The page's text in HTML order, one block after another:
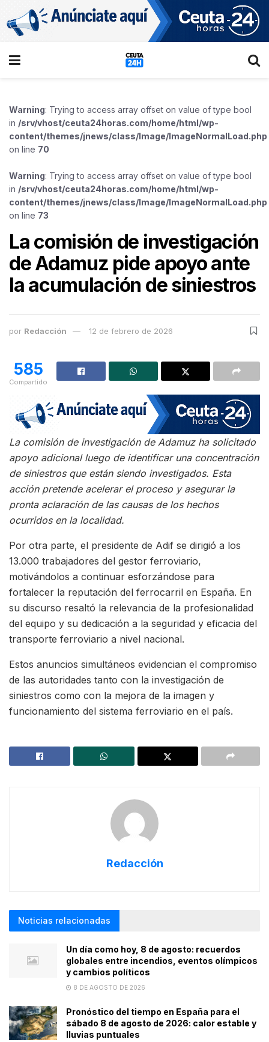
Warning: Trying to access array offset on value of type bool
in /srv/vhost/ceuta24horas.com/home/html/wp-
content/themes/jnews/class/Image/ImageNormalLoad.php
on line 70
Warning: Trying to access array offset on value of type bool
in /srv/vhost/ceuta24horas.com/home/html/wp-
content/themes/jnews/class/Image/ImageNormalLoad.php
on line 73
La comisión de investigación
de Adamuz pide apoyo ante
la acumulación de siniestros
por Redacción 12 de febrero de 2026
585
Compartido
La comisión de investigación de Adamuz ha solicitado
apoyo adicional luego de identificar una concentración
de siniestros que están siendo investigados. Esta
acción pretende acelerar el proceso y asegurar la
pronta aclaración de las causas de los hechos
ocurridos en la localidad.
Por otra parte, el presidente de Adif se dirigió a los
13.000 trabajadores del gestor ferroviario,
motivándolos a continuar esforzándose para
fortalecer la reputación del ferrocarril en España. En
su discurso resaltó la relevancia de la profesionalidad
del equipo y su dedicación a la seguridad y eficacia del
transporte ferroviario a nivel nacional.
Estos anuncios simultáneos evidencian el compromiso
de las autoridades tanto con la investigación de
siniestros como con la mejora de la imagen y
funcionamiento del sistema ferroviario en el país.
Redacción
Noticias relacionadas
Un día como hoy, 8 de agosto: recuerdos
globales entre incendios, eventos olímpicos
y cambios políticos
8 DE AGOSTO DE 2026
Pronóstico del tiempo en España para el
sábado 8 de agosto de 2026: calor estable y
lluvias puntuales